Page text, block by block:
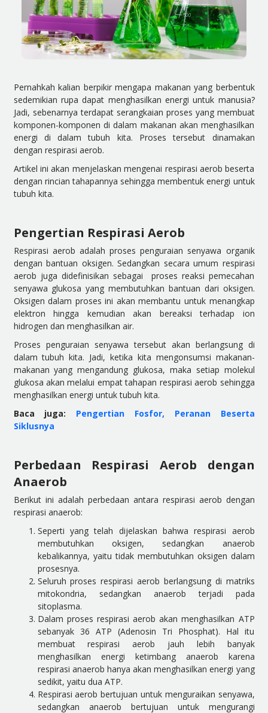
Pernahkah kalian berpikir mengapa makanan yang berbentuk
sedemikian rupa dapat menghasilkan energi untuk manusia?
Jadi, sebenarnya terdapat serangkaian proses yang membuat
komponen-komponen di dalam makanan akan menghasilkan
energi di dalam tubuh kita. Proses tersebut dinamakan
dengan respirasi aerob.
Artikel ini akan menjelaskan mengenai respirasi aerob beserta
dengan rincian tahapannya sehingga membentuk energi untuk
tubuh kita.
Pengertian Respirasi Aerob
Respirasi aerob adalah proses penguraian senyawa organik
dengan bantuan oksigen. Sedangkan secara umum respirasi
aerob juga didefinisikan sebagai proses reaksi pemecahan
senyawa glukosa yang membutuhkan bantuan dari oksigen.
Oksigen dalam proses ini akan membantu untuk menangkap
elektron hingga kemudian akan bereaksi terhadap ion
hidrogen dan menghasilkan air.
Proses penguraian senyawa tersebut akan berlangsung di
dalam tubuh kita. Jadi, ketika kita mengonsumsi makanan-
makanan yang mengandung glukosa, maka setiap molekul
glukosa akan melalui empat tahapan respirasi aerob sehingga
menghasilkan energi untuk tubuh kita.
Baca juga: Pengertian Fosfor, Peranan Beserta
Siklusnya
Perbedaan Respirasi Aerob dengan
Anaerob
Berikut ini adalah perbedaan antara respirasi aerob dengan
respirasi anaerob:
Seperti yang telah dijelaskan bahwa respirasi aerob
membutuhkan oksigen, sedangkan anaerob
kebalikannya, yaitu tidak membutuhkan oksigen dalam
prosesnya.
Seluruh proses respirasi aerob berlangsung di matriks
mitokondria, sedangkan anaerob terjadi pada
sitoplasma.
Dalam proses respirasi aerob akan menghasilkan ATP
sebanyak36 ATP (Adenosin Tri Phosphat). Hal itu
membuat respirasi aerob jauh lebih banyak
menghasilkan energi ketimbang anaerob karena
respirasi anaerob hanya akan menghasilkan energi yang
sedikit, yaitu dua ATP.
Respirasi aerob bertujuan untuk menguraikan senyawa,
sedangkan anaerob bertujuan untuk mengurangi